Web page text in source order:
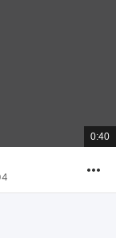
總
共
0:40